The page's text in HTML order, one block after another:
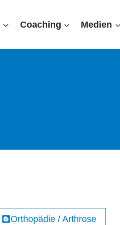
Coaching Medien
Orthopädie / Arthrose